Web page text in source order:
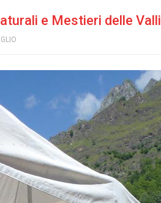
e Mestieri delle Valli